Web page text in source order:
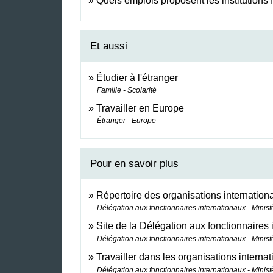
Et aussi
Étudier à l'étranger
Famille - Scolarité
Travailler en Europe
Étranger - Europe
Pour en savoir plus
Répertoire des organisations
Délégation aux fonctionnaires internationaux -
Site de la Délégation aux fonctionnaires
Délégation aux fonctionnaires internationaux -
Travailler dans les organisations
Délégation aux fonctionnaires internationaux -